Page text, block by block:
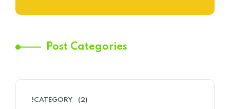
Post Categories
!CATEGORY (2)